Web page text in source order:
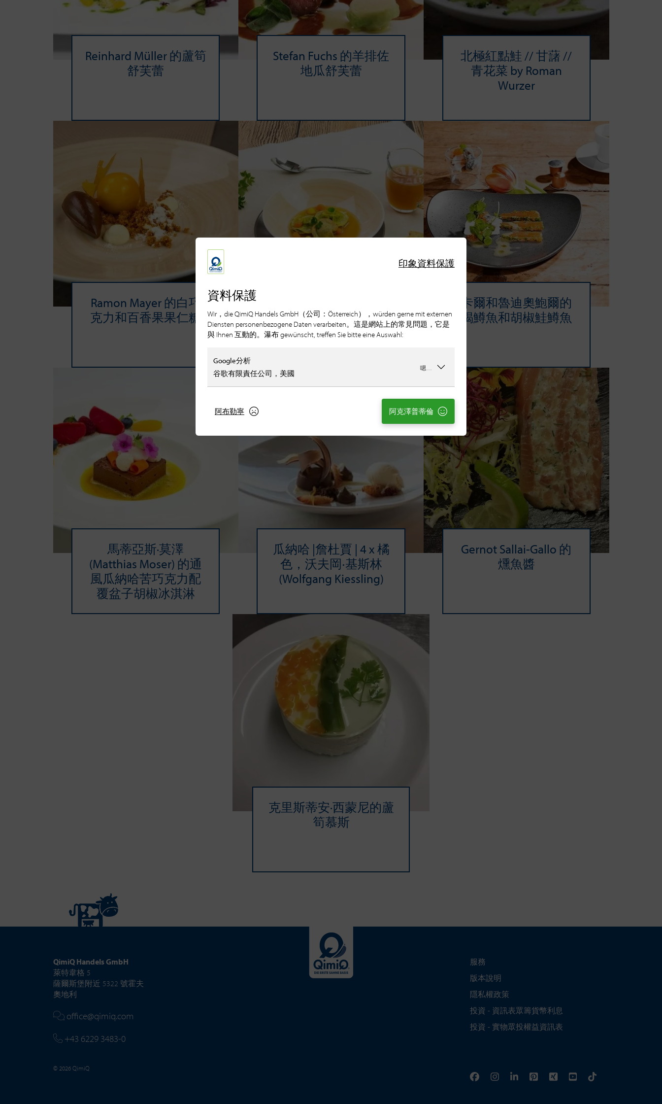
Reinhard Müller 的蘆筍
舒芙蕾
Stefan Fuchs 的羊排佐
地瓜舒芙蕾
北極紅點鮭 // 甘藷 //
青花菜 by Roman
Wurzer
Ramon Mayer 的白巧
克力和百香果果仁糖
湯
卡爾和魯迪奧鮑爾的
褐鱒魚和胡椒鮭鱒魚
馬蒂亞斯·莫澤
(Matthias Moser) 的通
風瓜納哈苦巧克力配
覆盆子胡椒冰淇淋
瓜納哈 |詹杜賈 | 4 x 橘
色，沃夫岡‧基斯林
(Wolfgang Kiessling)
Gernot Sallai-Gallo 的
燻魚醬
克里斯蒂安·西蒙尼的蘆
筍慕斯
QimiQ Handels GmbH
萊特韋格 5
薩爾斯堡附近 5322 號霍夫
奧地利
office@qimiq.com
+43 6229 3483-0
服務
版本說明
隱私權政策
投資 - 資訊表眾籌貨幣利息
投資 - 實物眾投權益資訊表
© 2026 QimiQ
印象資料保護
資料保護
Wir，die QimiQ Handels GmbH（公司：Österreich），würden gerne mit externen
Diensten personenbezogene Daten verarbeiten。這是網站上的常見問題，它是
與 Ihnen 互動的。瀑布 gewünscht, treffen Sie bitte eine Auswahl:
Google分析
谷歌有限責任公司，美國
嗯…
阿布勒寧 阿克澤普蒂倫